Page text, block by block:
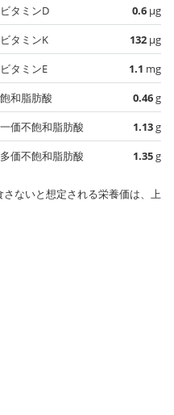
ビタミンD
0.6 µg
ビタミンK
132 µg
ビタミンE
1.1 mg
飽和脂肪酸
0.46g
一価不飽和脂肪酸
1.13g
多価不飽和脂肪酸
1.35g
ないと想定される栄養価は、上